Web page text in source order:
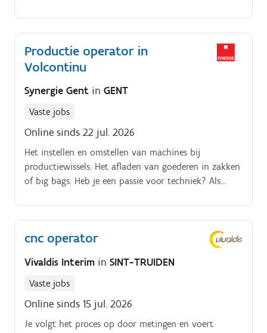
Productie operator in
Volcontinu
Synergie Gent in GENT
Vaste jobs
Online sinds 22 jul. 2026
Het instellen en omstellen van machines bij
productiewissels. Het afladen van goederen in zakken
of big bags. Heb je een passie voor techniek? Als
cnc operator
Vivaldis Interim in SINT-TRUIDEN
Vaste jobs
Online sinds 15 jul. 2026
Je volgt het proces op door metingen en voert